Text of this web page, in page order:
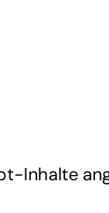
Inhalte